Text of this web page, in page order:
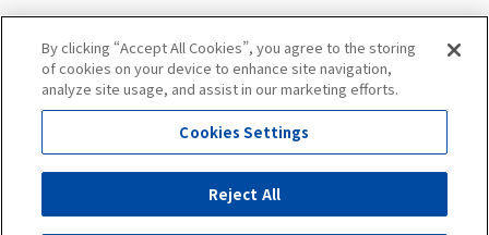
セミナー・シンポジウム
プレスルーム
By clicking “Accept All Cookies”, you agree to the storing
of cookies on your device to enhance site navigation,
analyze site usage, and assist in our marketing efforts.
Cookies Settings
Reject All